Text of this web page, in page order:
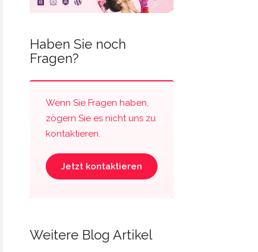
Haben Sie noch
Fragen?
Wenn Sie Fragen haben,
zögern Sie es nicht uns zu
kontaktieren.
Jetzt kontaktieren
Weitere Blog Artikel